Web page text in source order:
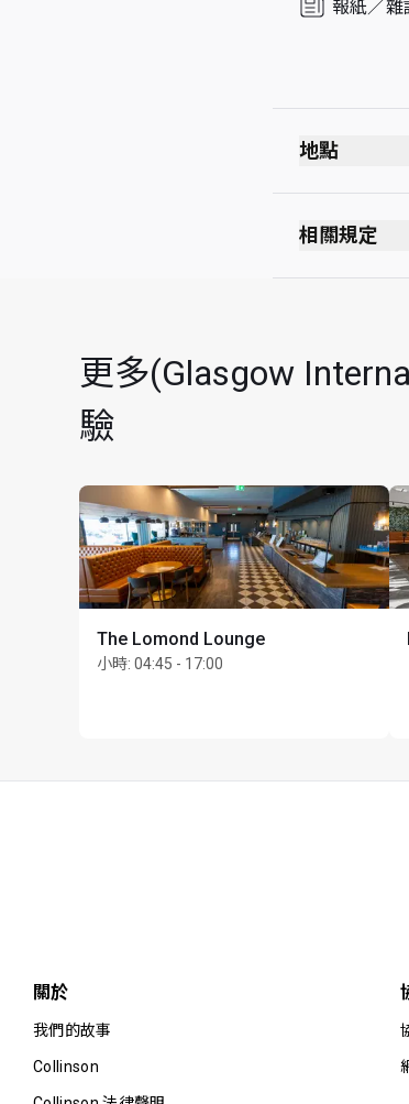
報紙／雜
地點
離境候機室
通過安全檢
相關規定
禁止吸煙
最多可逗
貴賓室可
更多(Glasgow
驗
The Lomond Lounge
小時: 04:45 - 17:00
關於
我們的故事
Collinson